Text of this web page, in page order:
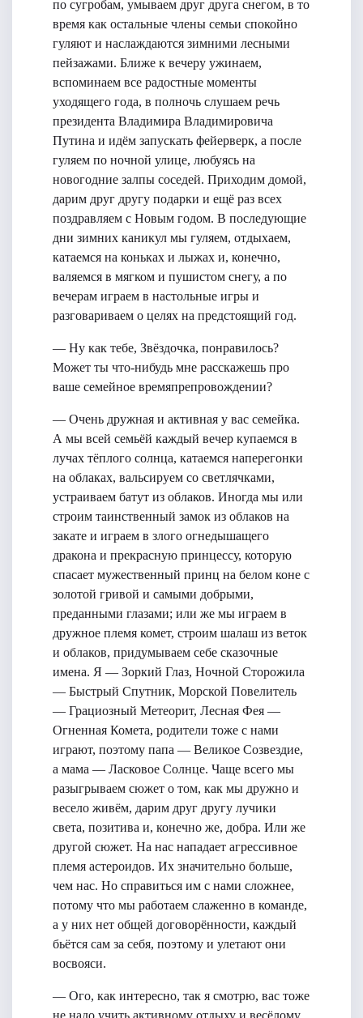
по сугробам, умываем друг друга снегом, в то
время как остальные члены семьи спокойно
гуляют и наслаждаются зимними лесными
пейзажами. Ближе к вечеру ужинаем,
вспоминаем все радостные моменты
уходящего года, в полночь слушаем речь
президента Владимира Владимировича
Путина и идём запускать фейерверк, а после
гуляем по ночной улице, любуясь на
новогодние залпы соседей. Приходим домой,
дарим друг другу подарки и ещё раз всех
поздравляем с Новым годом. В последующие
дни зимних каникул мы гуляем, отдыхаем,
катаемся на коньках и лыжах и, конечно,
валяемся в мягком и пушистом снегу, а по
вечерам играем в настольные игры и
разговариваем о целях на предстоящий год.
— Ну как тебе, Звёздочка, понравилось?
Может ты что-нибудь мне расскажешь про
ваше семейное времяпрепровождении?
— Очень дружная и активная у вас семейка.
А мы всей семьёй каждый вечер купаемся в
лучах тёплого солнца, катаемся наперегонки
на облаках, вальсируем со светлячками,
устраиваем батут из облаков. Иногда мы или
строим таинственный замок из облаков на
закате и играем в злого огнедышащего
дракона и прекрасную принцессу, которую
спасает мужественный принц на белом коне с
золотой гривой и самыми добрыми,
преданными глазами; или же мы играем в
дружное племя комет, строим шалаш из веток
и облаков, придумываем себе сказочные
имена. Я — Зоркий Глаз, Ночной Сторожила
— Быстрый Спутник, Морской Повелитель
— Грациозный Метеорит, Лесная Фея —
Огненная Комета, родители тоже с нами
играют, поэтому папа — Великое Созвездие,
а мама — Ласковое Солнце. Чаще всего мы
разыгрываем сюжет о том, как мы дружно и
весело живём, дарим друг другу лучики
света, позитива и, конечно же, добра. Или же
другой сюжет. На нас нападает агрессивное
племя астероидов. Их значительно больше,
чем нас. Но справиться им с нами сложнее,
потому что мы работаем слаженно в команде,
а у них нет общей договорённости, каждый
бьётся сам за себя, поэтому и улетают они
восвояси.
— Ого, как интересно, так я смотрю, вас тоже
не надо учить активному отдыху и весёлому